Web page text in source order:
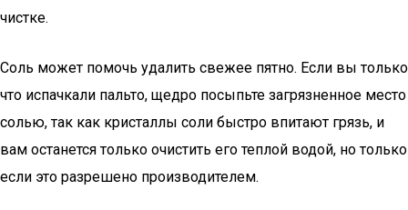
чистке.
Соль может помочь удалить свежее пятно. Если вы только
что испачкали пальто, щедро посыпьте загрязненное место
солью, так как кристаллы соли быстро впитают грязь, и
вам останется только очистить его теплой водой, но только
если это разрешено производителем.